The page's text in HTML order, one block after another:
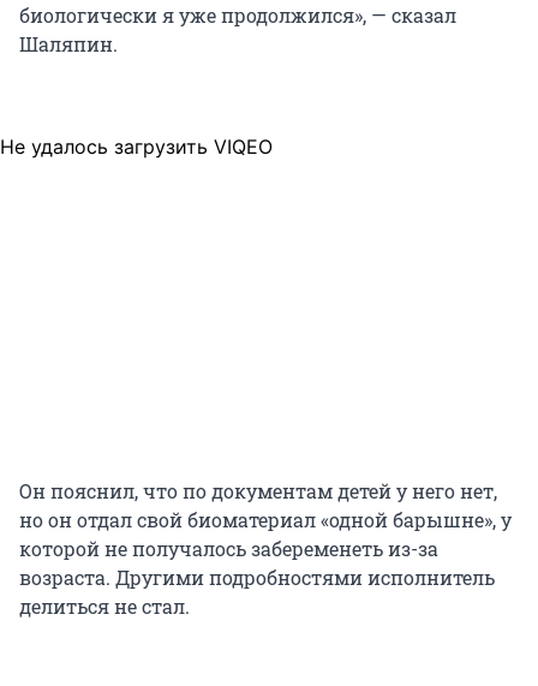
биологически я уже продолжился», — сказал
Шаляпин.
Не удалось загрузить VIQEO
Он пояснил, что по документам детей у него нет,
но он отдал свой биоматериал «одной барышне», у
которой не получалось забеременеть из-за
возраста. Другими подробностями исполнитель
делиться не стал.